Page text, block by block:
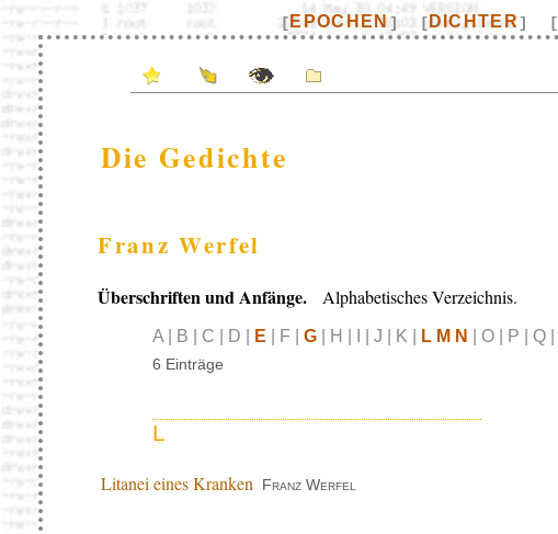
[ EPOCHEN ] [ DICHTER] [
Die Gedichte
Franz Werfel
Überschriften und Anfänge. Alphabetisches Verzeichnis.
A | B | C | D | E | F | G | H | I | J | K | L M N | O | P | Q |
6 Einträge
L
Litanei eines Kranken Franz Werfel